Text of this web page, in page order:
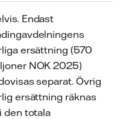
Endast
ersättning (570
NOK 2025)
separat. Övrig
ersättning räknas
den totala